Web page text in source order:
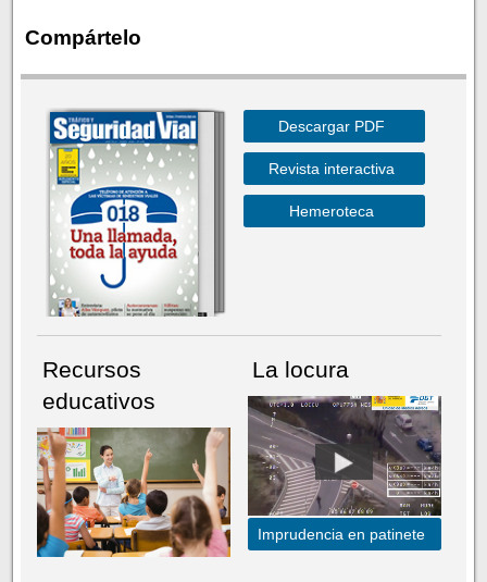
Compártelo
Descargar PDF
Revista interactiva
Hemeroteca
Recursos
educativos
La locura
Imprudencia en patinete